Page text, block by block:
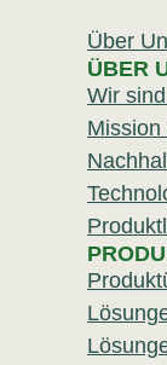
Über
ÜBER
Wir